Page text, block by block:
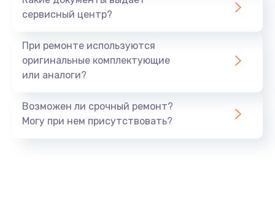
сервисный центр?
При ремонте используются
оригинальные комплектующие
или аналоги?
Возможен ли срочный ремонт?
Могу при нем присутствовать?